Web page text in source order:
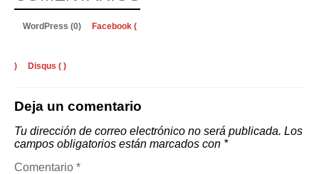
WordPress (0) Facebook (
) Disqus ( )
Deja un comentario
Tu dirección de correo electrónico no será publicada. Los
campos obligatorios están marcados con *
Comentario *